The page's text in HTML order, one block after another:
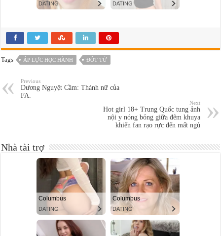
Tags ÁP LỰC HỌC HÀNH ĐỘT TỬ
Previous
Dương Nguyệt Cầm: Thánh nữ của
FA.
Next
Hot girl 18+ Trung Quốc tung ảnh
nội y nóng bỏng giữa đêm khuya
khiến fan rạo rực đến mất ngủ
Nhà tài trợ